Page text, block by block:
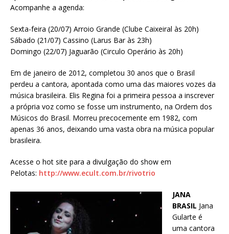
Acompanhe a agenda:
Sexta-feira (20/07) Arroio Grande (Clube Caixeiral às 20h)
Sábado (21/07) Cassino (Larus Bar às 23h)
Domingo (22/07) Jaguarão (Circulo Operário às 20h)
Em de janeiro de 2012, completou 30 anos que o Brasil
perdeu a cantora, apontada como uma das maiores vozes da
música brasileira. Elis Regina foi a primeira pessoa a inscrever
a própria voz como se fosse um instrumento, na Ordem dos
Músicos do Brasil. Morreu precocemente em 1982, com
apenas 36 anos, deixando uma vasta obra na música popular
brasileira.
Acesse o hot site para a divulgação do show em
Pelotas: http://www.ecult.com.br/rivotrio
JANA
BRASIL Jana
Gularte é
uma cantora